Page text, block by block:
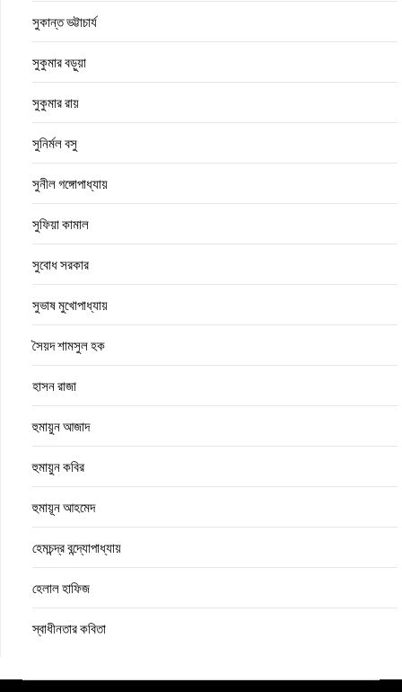
সুকান্ত ভট্টাচার্য
সুকুমার বড়ুয়া
সুকুমার রায়
সুনির্মল বসু
সুনীল গঙ্গোপাধ্যায়
সুফিয়া কামাল
সুবোধ সরকার
সুভাষ মুখোপাধ্যায়
সৈয়দ শামসুল হক
হাসন রাজা
হুমায়ুন আজাদ
হুমায়ুন কবির
হুমায়ূন আহমেদ
হেমচন্দ্র বন্দ্যোপাধ্যায়
হেলাল হাফিজ
স্বাধীনতার কবিতা